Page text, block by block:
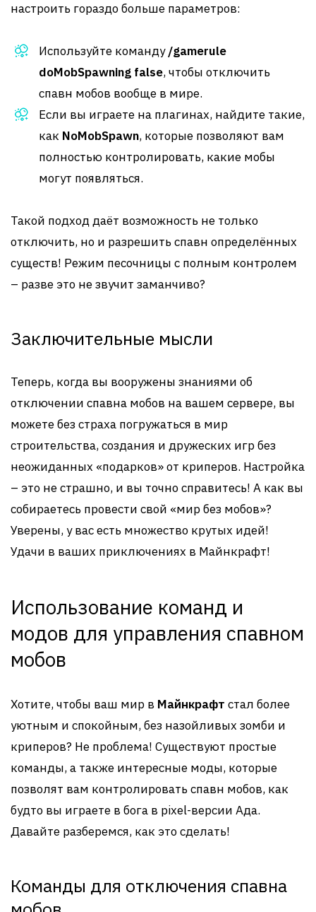
настроить гораздо больше параметров:
Используйте команду/gamerule
doMobSpawning false, чтобы отключить
спавн мобов вообще в мире.
Если вы играете на плагинах, найдите такие,
как NoMobSpawn, которые позволяют вам
полностью контролировать, какие мобы
могут появляться.
Такой подход даёт возможность не только
отключить, но и разрешить спавн определённых
существ! Режим песочницы с полным контролем
– разве это не звучит заманчиво?
Заключительные мысли
Теперь, когда вы вооружены знаниями об
отключении спавна мобов на вашем сервере, вы
можете без страха погружаться в мир
строительства, создания и дружеских игр без
неожиданных «подарков» от криперов. Настройка
– это не страшно, и вы точно справитесь! А как вы
собираетесь провести свой «мир без мобов»?
Уверены, у вас есть множество крутых идей!
Удачи в ваших приключениях в Майнкрафт!
Использование команд и
модов для управления спавном
мобов
Хотите, чтобы ваш мир в Майнкрафт стал более
уютным и спокойным, без назойливых зомби и
криперов? Не проблема! Существуют простые
команды, а также интересные моды, которые
позволят вам контролировать спавн мобов, как
будто вы играете в бога в pixel-версии Ада.
Давайте разберемся, как это сделать!
Команды для отключения спавна